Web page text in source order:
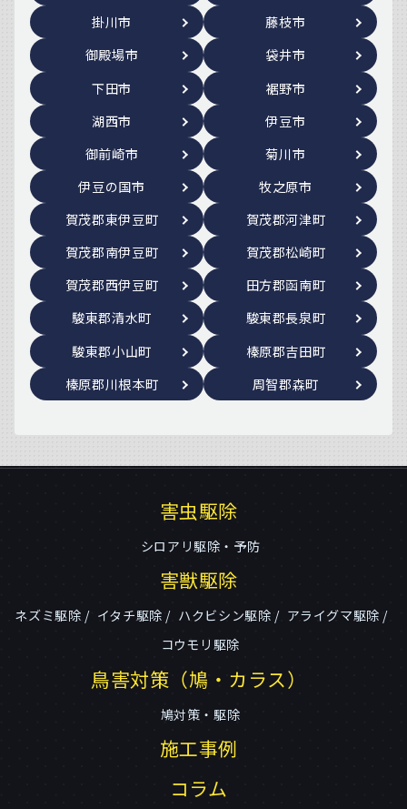
掛川市
藤枝市
御殿場市
袋井市
下田市
裾野市
湖西市
伊豆市
御前崎市
菊川市
伊豆の国市
牧之原市
賀茂郡東伊豆町
賀茂郡河津町
賀茂郡南伊豆町
賀茂郡松崎町
賀茂郡西伊豆町
田方郡函南町
駿東郡清水町
駿東郡長泉町
駿東郡小山町
榛原郡吉田町
榛原郡川根本町
周智郡森町
害虫駆除
シロアリ駆除・予防
害獣駆除
ネズミ駆除 イタチ駆除 ハクビシン駆除
アライグマ駆除
コウモリ駆除
鳥害対策（鳩・カラス）
鳩対策・駆除
施工事例
コラム